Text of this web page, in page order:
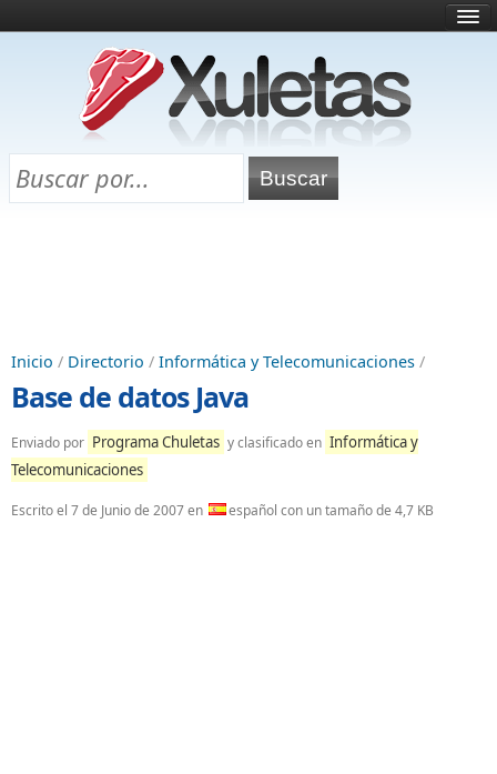
¿Qué es esto?
Directorio
Chuletas para exámenes
Inicio / Directorio / Informática y Telecomunicaciones /
Base de datos Java
Enviado por Programa Chuletas y clasificado en Informática y
Telecomunicaciones
Escrito el 7 de Junio de 2007en español con un tamaño de 4,7 KB